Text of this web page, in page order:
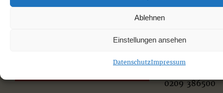
Ablehnen
Einstellungen ansehen
DatenschutzImpressum
De-la-
45894
Telefon:
0209 386500